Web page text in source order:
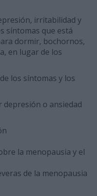
irritabilidad y
síntomas que está
dormir, bochornos,
en lugar de los
los síntomas y los
depresión o ansiedad
la menopausia y el
de la menopausia